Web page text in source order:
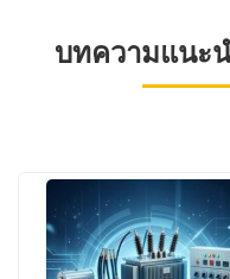
บทความแนะ